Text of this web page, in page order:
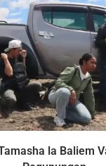
la Baliem